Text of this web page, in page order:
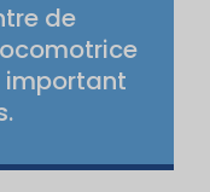
de
important